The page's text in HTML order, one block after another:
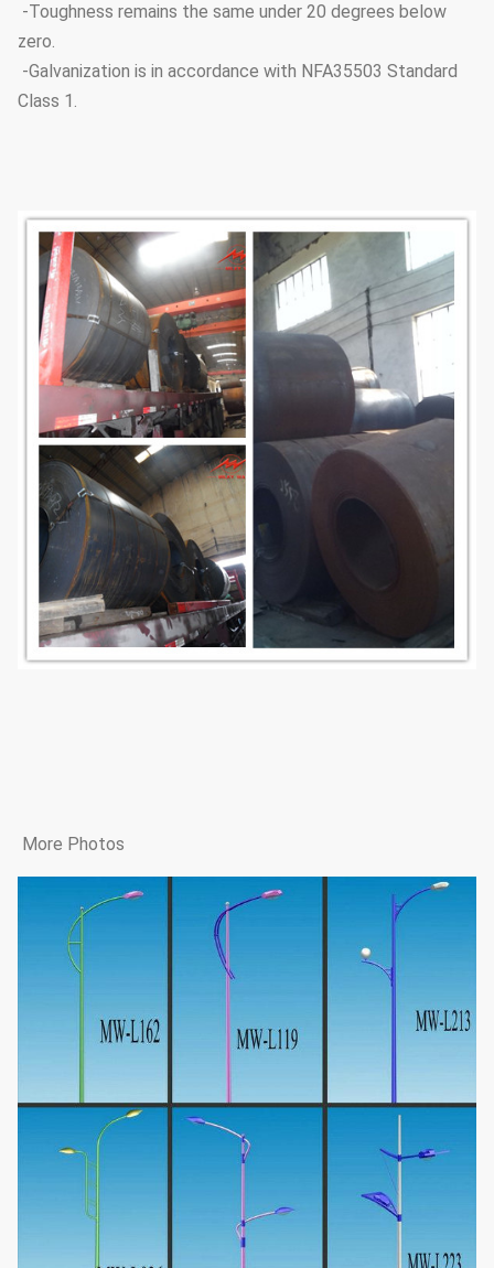
-Toughness remains the same under 20 degrees below
zero.
-Galvanization is in accordance with NFA35503 Standard
Class 1.
More Photos